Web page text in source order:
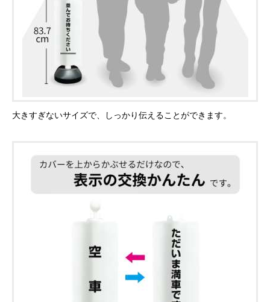
大きすぎないサイズで、しっかり伝えることができます。